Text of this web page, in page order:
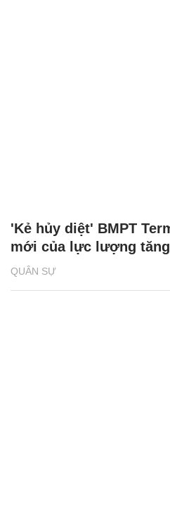
QUÂN SỰ
'Kẻ hủy diệt' BMPT
mới của lực lượng